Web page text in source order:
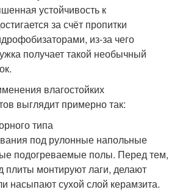
устойчивость к
за счёт пропитки
из-за чего
получает такой необычный
влагостойких
выглядит примерно так:
типа
под рулонные напольные
подогреваемые полы. Перед тем,
плиты монтируют лаги, делают
насыпают сухой слой керамзита.